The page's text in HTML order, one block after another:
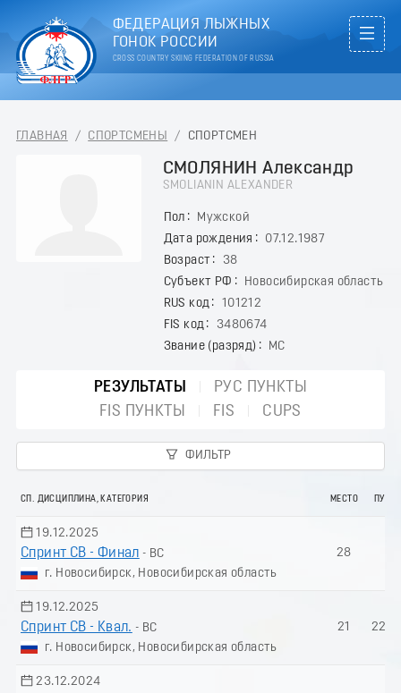
ФЕДЕРАЦИЯ ЛЫЖНЫХ
ГОНОК РОССИИ
CROSS COUNTRY SKIING FEDERATION OF RUSSIA
ГЛАВНАЯ / СПОРТСМЕНЫ / СПОРТСМЕН
СМОЛЯНИН Александр
SMOLIANIN ALEXANDER
Пол
Мужской
Дата рождения
07.12.1987
Возраст
38
Субъект РФ
Новосибирская область
RUS код
101212
FIS код
3480674
Звание (разряд)
МС
РЕЗУЛЬТАТЫ
РУС ПУНКТЫ
FIS ПУНКТЫ
FIS CUPS
ФИЛЬТР
СП. ДИСЦИПЛИНА, КАТЕГОРИЯ МЕСТО
19.12.2025
Спринт СВ - Финал - ВС
г. Новосибирск, Новосибирская область
28
19.12.2025
Спринт СВ - Квал. - ВС
г. Новосибирск, Новосибирская область
21
23.12.2024